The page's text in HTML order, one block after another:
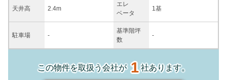
天井高 2.4m
エレ
ベータ
1基
駐車場 -
基準階坪
数
-
この物件を取扱う会社が1社あります。